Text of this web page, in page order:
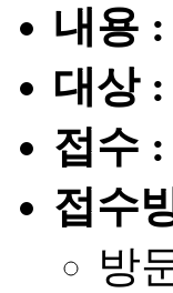
내용
대상
접수 :
접수
방